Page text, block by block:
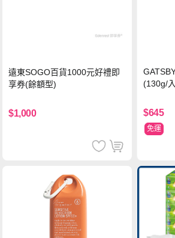
遠東SOGO百貨1000元好禮即
享券(餘額型)
$1,000
(130g/
$645
免運